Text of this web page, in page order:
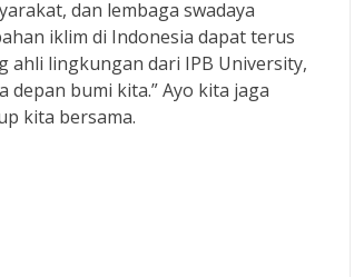
dan lembaga swadaya
iklim di Indonesia dapat terus
ahli lingkungan dari IPB University,
bumi kita.” Ayo kita jaga
kita bersama.